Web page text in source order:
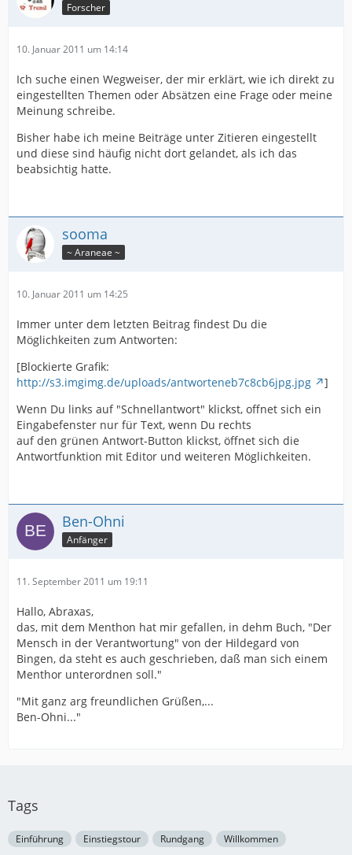
Forscher
10. Januar 2011 um 14:14
Ich suche einen Wegweiser, der mir erklärt, wie ich direkt zu
eingestellten Themen oder Absätzen eine Frage oder meine
Meinung schreibe.
Bisher habe ich meine Beiträge unter Zitieren eingestellt
und diese sind häufig nicht dort gelandet, als ich das
beabsichtig hatte.
sooma
~ Araneae ~
10. Januar 2011 um 14:25
Immer unter dem letzten Beitrag findest Du die
Möglichkeiten zum Antworten:
[Blockierte Grafik:
http://s3.imgimg.de/uploads/antworteneb7c8cb6jpg.jpg
]
Wenn Du links auf "Schnellantwort" klickst, offnet sich ein
Eingabefenster nur für Text, wenn Du rechts
auf den grünen Antwort-Button klickst, öffnet sich die
Antwortfunktion mit Editor und weiteren Möglichkeiten.
Ben-Ohni
Anfänger
11. September 2011 um 19:11
Hallo, Abraxas,
das, mit dem Menthon hat mir gefallen, in dehm Buch, "Der
Mensch in der Verantwortung" von der Hildegard von
Bingen, da steht es auch geschrieben, daß man sich einem
Menthor unterordnen soll."
"Mit ganz arg freundlichen Grüßen,...
Ben-Ohni..."
Tags
Einführung Einstiegstour Rundgang Willkommen